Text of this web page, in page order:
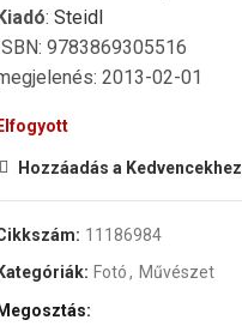
: Steidl
9783869305516
2013-02-01
Elfogyott
Hozzáadás a Kedvencekhez
11186984
Kategóriák: Fotó, Művészet
Megosztás